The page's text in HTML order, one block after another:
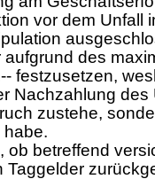
vor dem Unfall
des
festzusetzen,
Nachzahlung des
zustehe,
ob betreffend
Taggelder